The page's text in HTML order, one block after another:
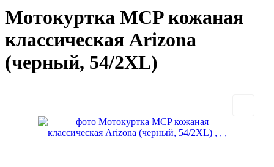
Мотокуртка MCP кожаная
классическая Arizona
(черный, 54/2XL)